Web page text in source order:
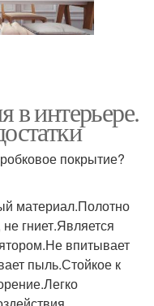
в интерьере.
покрытие?
материал.Полотно
гниет.Является
впитывает
пыль.Стойкое к